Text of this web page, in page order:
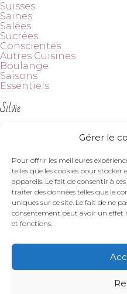
Gérer le
Pour offrir les meilleures
telles que les cookies pour
appareils. Le fait de consentir à
traiter des données telles que le
uniques sur ce site. Le fait de ne
consentement peut avoir un effet
et fonctions.
Suisses
Saines
Salées
Sucrées
Conscientes
Autres Cuisines
Boulange
Saisons
Essentiels
Silvie
Suivez-moi
© 2026 Citronelle and